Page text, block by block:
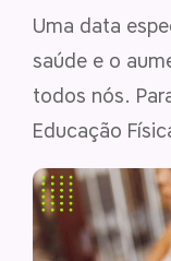
Uma data
saúde e o
todos nós.
Educação